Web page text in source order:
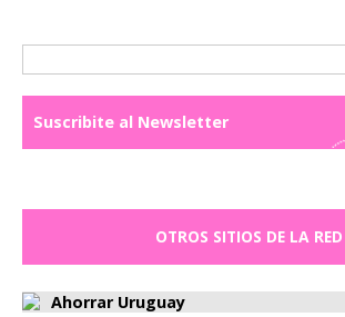
Suscribite al Newsletter
OTROS SITIOS DE LA RED
Ahorrar Uruguay